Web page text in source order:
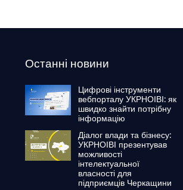
Останні новини
Цифрові інструменти
вебпорталу УКРНОІВІ: як
швидко знайти потрібну
інформацію
Діалог влади та бізнесу:
УКРНОІВІ презентував
можливості
інтелектуальної
власності для
підприємців Черкащини